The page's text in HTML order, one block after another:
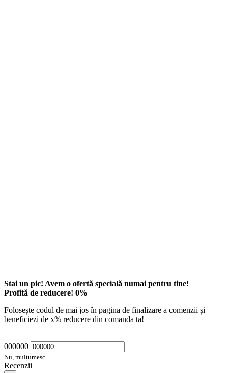
Stai un pic! Avem o ofertă specială numai pentru tine!
Profită de reducere! 0%
Folosește codul de mai jos în pagina de finalizare a comenzii și
beneficiezi de x% reducere din comanda ta!
000000
Nu, mulțumesc
Recenzii